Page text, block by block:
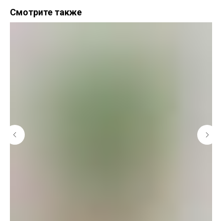
Смотрите также